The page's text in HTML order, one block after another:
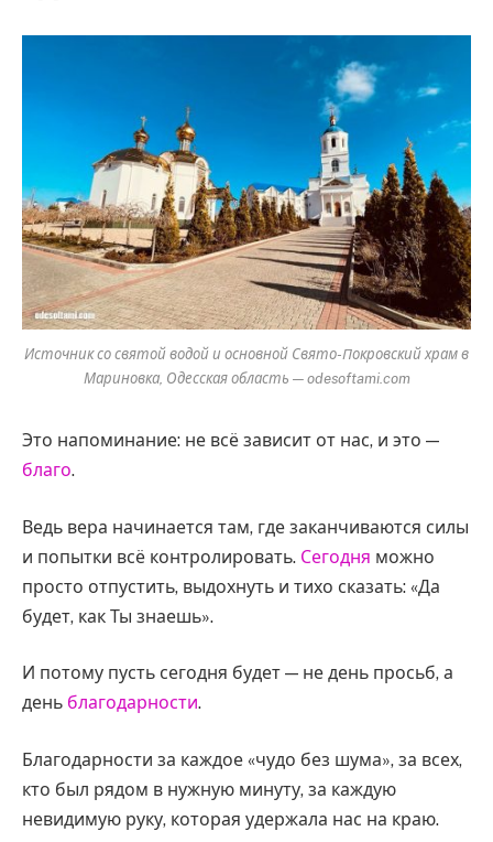
Источник со святой водой и основной Свято-Покровский храм в
Мариновка, Одесская область — odesoftami.com
Это напоминание: не всё зависит от нас, и это —
благо.
Ведь вера начинается там, где заканчиваются силы
и попытки всё контролировать. Сегодня можно
просто отпустить, выдохнуть и тихо сказать: «Да
будет, как Ты знаешь».
И потому пусть сегодня будет — не день просьб, а
день благодарности.
Благодарности за каждое «чудо без шума», за всех,
кто был рядом в нужную минуту, за каждую
невидимую руку, которая удержала нас на краю.